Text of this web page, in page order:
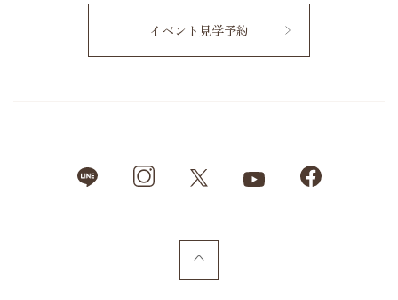
イベント見学予約